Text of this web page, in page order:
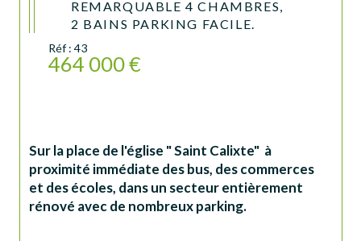
REMARQUABLE 4 CHAMBRES,
2 BAINS PARKING FACILE.
Réf : 43
464 000 €
Sur la place de l'église " Saint Calixte"  à
proximité immédiate des bus, des commerces
et des écoles, dans un secteur entièrement
rénové avec de nombreux parking.